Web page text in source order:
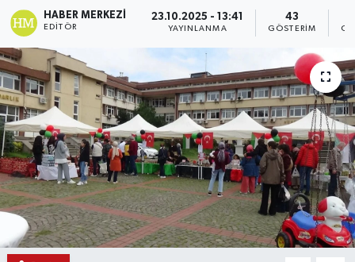
HABER MERKEZI
EDITÖR
23.10.2025 - 13:41
YAYINLANMA
43
GÖSTERIM